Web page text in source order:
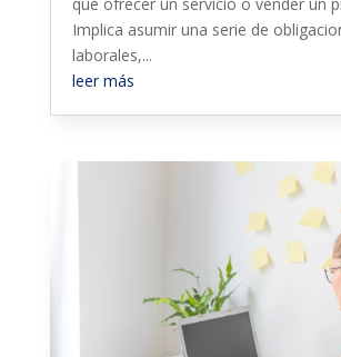
Implica asumir una serie de
laborales,...
leer más